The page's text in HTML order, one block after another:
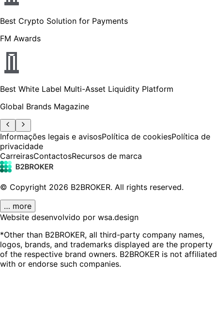
Best Crypto Solution for Payments
FM Awards
Best White Label Multi-Asset Liquidity Platform
Global Brands Magazine
Informações legais e avisosPolítica de cookiesPolítica de
privacidade
CarreirasContactosRecursos de marca
© Copyright 2026 B2BROKER. All rights reserved.
… more
Website desenvolvido por wsa.design
*Other than B2BROKER, all third-party company names,
logos, brands, and trademarks displayed are the property
of the respective brand owners. B2BROKER is not affiliated
with or endorse such companies.